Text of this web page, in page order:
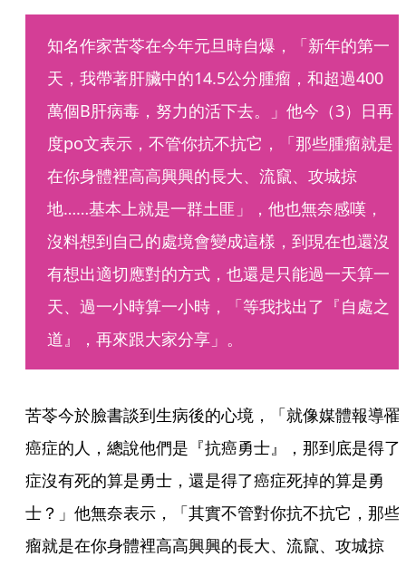
知名作家苦苓在今年元旦時自爆，「新年的第一
天，我帶著肝臟中的14.5公分腫瘤，和超過400
萬個B肝病毒，努力的活下去。」他今（3）日再
度po文表示，不管你抗不抗它，「那些腫瘤就是
在你身體裡高高興興的長大、流竄、攻城掠
地……基本上就是一群土匪」，他也無奈感嘆，
沒料想到自己的處境會變成這樣，到現在也還沒
有想出適切應對的方式，也還是只能過一天算一
天、過一小時算一小時，「等我找出了『自處之
道』，再來跟大家分享」。
苦苓今於臉書談到生病後的心境，「就像媒體報導罹
癌症的人，總說他們是『抗癌勇士』，那到底是得了
症沒有死的算是勇士，還是得了癌症死掉的算是勇
士？」他無奈表示，「其實不管對你抗不抗它，那些
瘤就是在你身體裡高高興興的長大、流竄、攻城掠